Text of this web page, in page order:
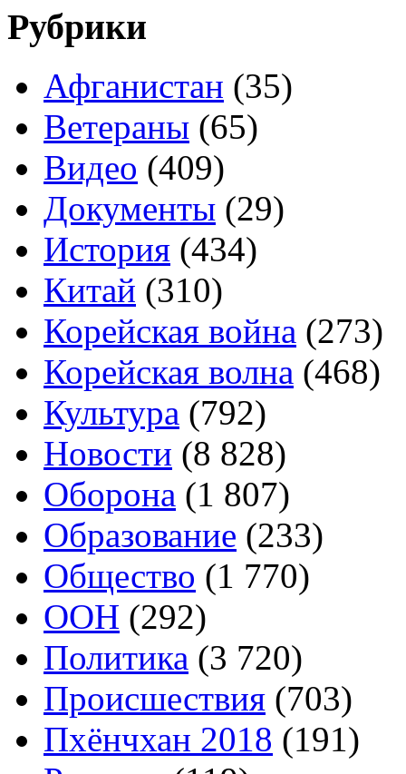
Рубрики
Афганистан (35)
Ветераны (65)
Видео (409)
Документы (29)
История (434)
Китай (310)
Корейская война (273)
Корейская волна (468)
Культура (792)
Новости (8 828)
Оборона (1 807)
Образование (233)
Общество (1 770)
ООН (292)
Политика (3 720)
Происшествия (703)
Пхёнчхан 2018 (191)